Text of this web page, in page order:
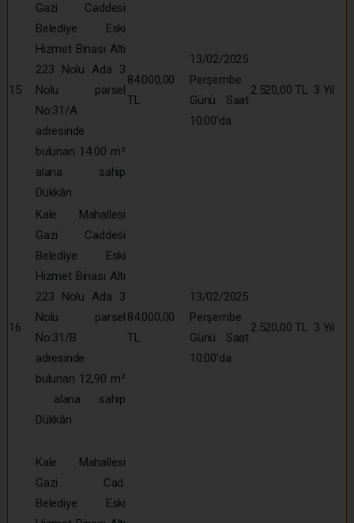
15
Gazi Caddesi
Belediye Eski
Hizmet Binası Altı
223 Nolu Ada 3
Nolu parsel
No:31/A
adresinde
bulunan 14.00 m²
alana sahip
Dükkân
84.000,00
TL
13/02/2025
Perşembe
Günü Saat
10:00’da
2.520,00 TL 3 Yıl
16
Kale Mahallesi
Gazi Caddesi
Belediye Eski
Hizmet Binası Altı
223 Nolu Ada 3
Nolu parsel
No:31/B
adresinde
bulunan 12,90 m²
alana sahip
Dükkân
84.000,00
TL
13/02/2025
Perşembe
Günü Saat
10:00’da
2.520,00 TL 3 Yıl
Kale Mahallesi
Gazi Cad.
Belediye Eski